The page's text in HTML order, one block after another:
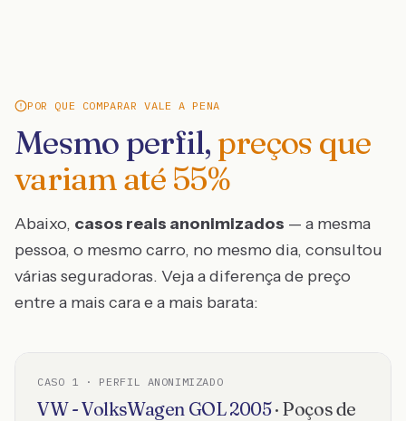
POR QUE COMPARAR VALE A PENA
Mesmo perfil, preços que
variam até 55%
Abaixo, casos reais anonimizados — a mesma
pessoa, o mesmo carro, no mesmo dia, consultou
várias seguradoras. Veja a diferença de preço
entre a mais cara e a mais barata:
CASO 1 · PERFIL ANONIMIZADO
VW - VolksWagen GOL2005· Poços de